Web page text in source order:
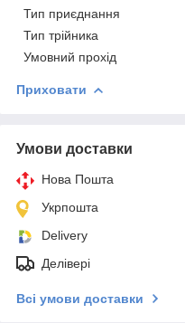
Тип приєднання
Тип трійника
Умовний прохід
Приховати
Умови доставки
Нова Пошта
Укрпошта
Delivery
Делівері
Всі умови доставки